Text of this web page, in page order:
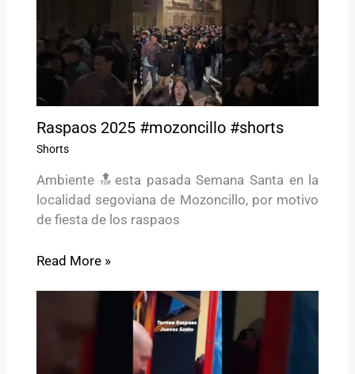
Raspaos 2025 #mozoncillo #shorts
Shorts
Ambiente 🔝esta pasada Semana Santa en la
localidad segoviana de Mozoncillo, por motivo
de fiesta de los raspaos
Read More »